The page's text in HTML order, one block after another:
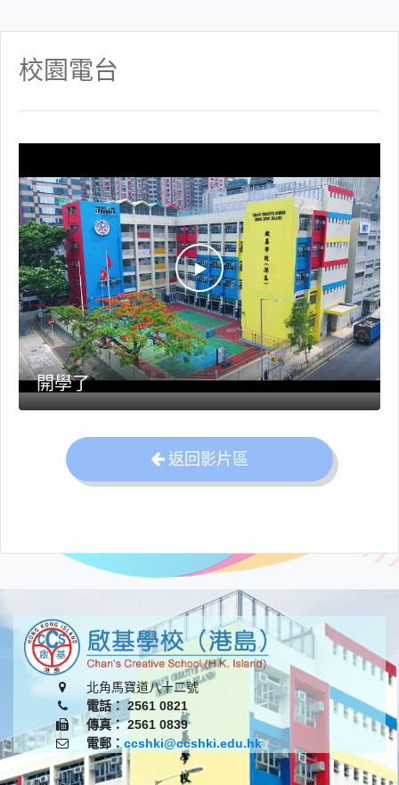
校園電台
開學了
返回影片區
北角馬寶道八十二號
電話： 2561 0821
傳真： 2561 0839
電郵：ccshki@ccshki.edu.hk